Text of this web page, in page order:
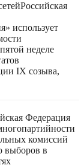
Российская
использует
неделе
IX созыва,
Федерация
комиссий
выборов в